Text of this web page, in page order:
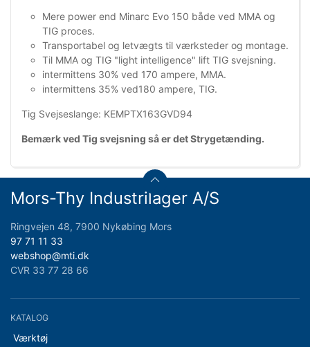
Mere power end Minarc Evo 150 både ved MMA og
TIG proces.
Transportabel og letvægts til værksteder og montage.
Til MMA og TIG "light intelligence" lift TIG svejsning.
intermittens 30% ved 170 ampere, MMA.
intermittens 35% ved180 ampere, TIG.
Tig Svejseslange: KEMPTX163GVD94
Bemærk ved Tig svejsning så er det Strygetænding.
Mors-Thy Industrilager A/S
Ringvejen 48, 7900 Nykøbing Mors
97 71 11 33
webshop@mti.dk
CVR 33 77 28 66
KATALOG
Værktøj